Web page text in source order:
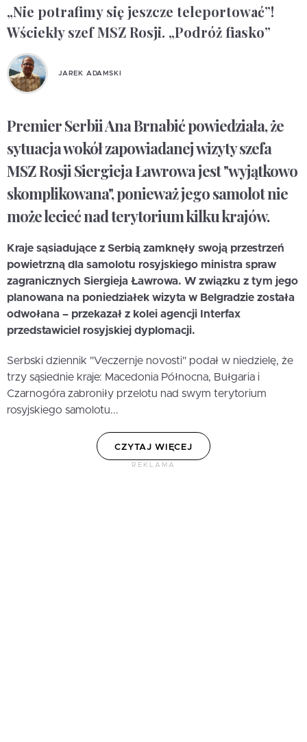
„Nie potrafimy się jeszcze teleportować”!
Wściekły szef MSZ Rosji. „Podróż fiasko”
JAREK ADAMSKI
Premier Serbii Ana Brnabić powiedziała, że
sytuacja wokół zapowiadanej wizyty szefa
MSZ Rosji Siergieja Ławrowa jest "wyjątkowo
skomplikowana", ponieważ jego samolot nie
może lecieć nad terytorium kilku krajów.
Kraje sąsiadujące z Serbią zamknęły swoją przestrzeń
powietrzną dla samolotu rosyjskiego ministra spraw
zagranicznych Siergieja Ławrowa. W związku z tym jego
planowana na poniedziałek wizyta w Belgradzie została
odwołana – przekazał z kolei agencji Interfax
przedstawiciel rosyjskiej dyplomacji.
Serbski dziennik "Veczernje novosti" podał w niedzielę, że
trzy sąsiednie kraje: Macedonia Północna, Bułgaria i
Czarnogóra zabroniły przelotu nad swym terytorium
rosyjskiego samolotu...
CZYTAJ WIĘCEJ
REKLAMA